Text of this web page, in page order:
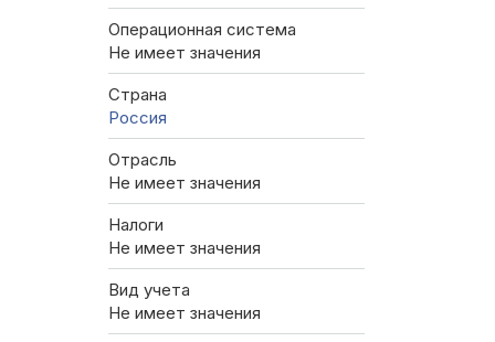
Операционная система
Не имеет значения
Страна
Россия
Отрасль
Не имеет значения
Налоги
Не имеет значения
Вид учета
Не имеет значения